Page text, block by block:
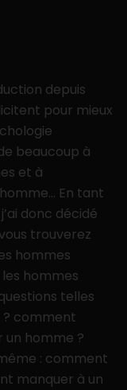
depuis
pour mieux
beaucoup à
et à
En tant
donc décidé
trouverez
hommes
hommes
telles
? comment
homme ?
: comment
manquer à un